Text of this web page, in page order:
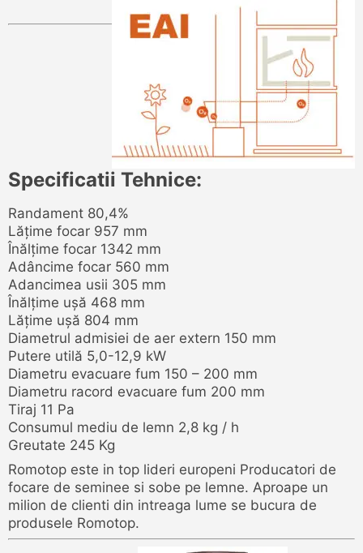
Specificatii Tehnice:
Randament 80,4%
Lăţime focar 957 mm
Înălţime focar 1342 mm
Adâncime focar 560 mm
Adancimea usii 305 mm
Înălțime ușă 468 mm
Lățime ușă 804 mm
Diametrul admisiei de aer extern 150 mm
Putere utilă 5,0-12,9 kW
Diametru evacuare fum 150 – 200 mm
Diametru racord evacuare fum 200 mm
Tiraj 11 Pa
Consumul mediu de lemn 2,8 kg / h
Greutate 245 Kg
Romotop este in top lideri europeni Producatori de
focare de seminee si sobe pe lemne. Aproape un
milion de clienti din intreaga lume se bucura de
produsele Romotop.